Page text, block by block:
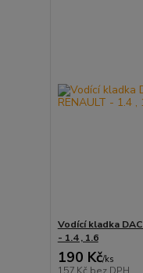
Vodící kladka
- 1.4 , 1.6
190 Kč/ks
157 Kč bez DPH